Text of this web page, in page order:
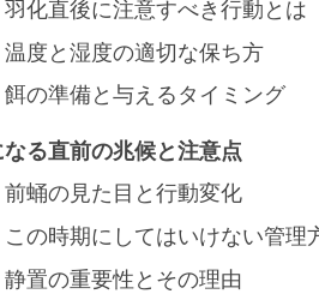
羽化直後に注意すべき行動とは
温度と湿度の適切な保ち方
餌の準備と与えるタイミング
なる直前の兆候と注意点
前蛹の見た目と行動変化
この時期にしてはいけない管理
静置の重要性とその理由